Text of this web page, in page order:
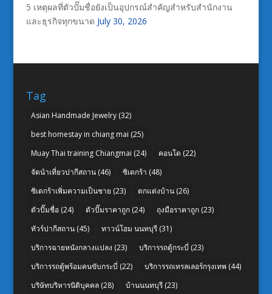
5 เหตุผลที่ตัวปั๊มชื่อยังเป็นอุปกรณ์สำคัญสำหรับสำนักงาน
และธุรกิจทุกขนาด July 30, 2026
Tag
Asian Handmade Jewelry(32)
best homestay in chiang mai (25)
Muay Thai training Chiangmai (24) คอนโด (22)
จัดนำเที่ยวปากีสถาน(46) ซิเดกร้า (48)
ซิเดกร้าเพิ่มความเป็นชาย (23) ตกแต่งบ้าน(26)
ตัวปั๊มชื่อ(24) ตัวปั๊มราคาถูก(24) ถุงมือราคาถูก(23)
ทัวร์ปากีสถาน(45) ทาวน์โฮม นนทบุรี(31)
บริการฉายหนังกลางแปลง (23) บริการรถตู้กระบี่ (23)
บริการรถตู้พร้อมคนขับกระบี่ (22) บริการรถเทรลเลอร์กรุงเทพ (44)
บริษัทบริหารนิติบุคคล(28) บ้านนนทบุรี(23)